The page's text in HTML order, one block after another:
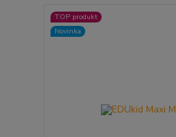
TOP produkt
Novinka